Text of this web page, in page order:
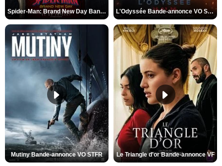
Spider-Man: Brand New Day Bande-annonce VO STFR L'Odyssée Bande-annonce VO STFR
Mutiny Bande-annonce VO STFR Le Triangle d'or Bande-annonce VF